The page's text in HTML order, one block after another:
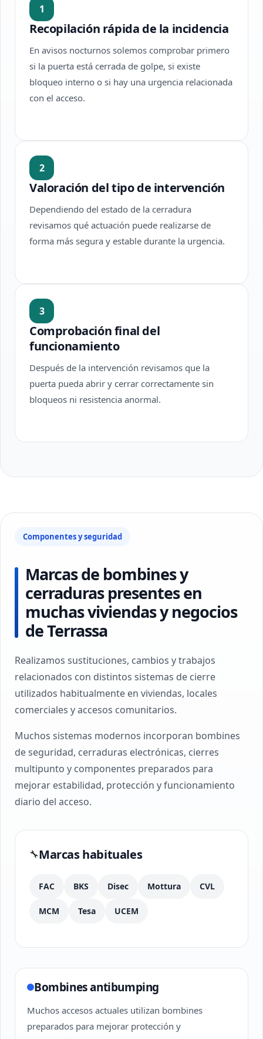
1
Recopilación rápida de la incidencia
En avisos nocturnos solemos comprobar primero
si la puerta está cerrada de golpe, si existe
bloqueo interno o si hay una urgencia relacionada
con el acceso.
2
Valoración del tipo de intervención
Dependiendo del estado de la cerradura
revisamos qué actuación puede realizarse de
forma más segura y estable durante la urgencia.
3
Comprobación final del
funcionamiento
Después de la intervención revisamos que la
puerta pueda abrir y cerrar correctamente sin
bloqueos ni resistencia anormal.
Componentes y seguridad
Marcas de bombines y
cerraduras presentes en
muchas viviendas y negocios
de Terrassa
Realizamos sustituciones, cambios y trabajos
relacionados con distintos sistemas de cierre
utilizados habitualmente en viviendas, locales
comerciales y accesos comunitarios.
Muchos sistemas modernos incorporan bombines
de seguridad, cerraduras electrónicas, cierres
multipunto y componentes preparados para
mejorar estabilidad, protección y funcionamiento
diario del acceso.
🔧Marcas habituales
FAC BKS Disec Mottura CVL
MCM Tesa UCEM
Bombines antibumping
Muchos accesos actuales utilizan bombines
preparados para mejorar protección y